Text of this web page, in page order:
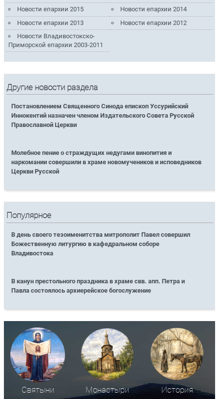
Новости епархии 2015
Новости епархии 2014
Новости епархии 2013
Новости епархии 2012
Новости Владивостокско-
Приморской епархии 2003-2011
Другие новости раздела
Постановлением Священного Синода епископ Уссурийский
Иннокентий назначен членом Издательского Совета Русской
Православной Церкви
Молебное пение о страждущих недугами винопития и
наркомании совершили в храме новомучеников и исповедников
Церкви Русской
Популярное
В день своего тезоименитства митрополит Павел совершил
Божественную литургию в кафедральном соборе
Владивостока
В канун престольного праздника в храме свв. апп. Петра и
Павла состоялось архиерейское богослужение
Святыни Монастыри История